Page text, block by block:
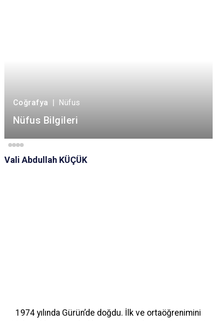
Coğrafya Nüfus
Nüfus Bilgileri
Vali Abdullah KÜÇÜK
1974 yılında Gürün’de doğdu. İlk ve ortaöğrenimini